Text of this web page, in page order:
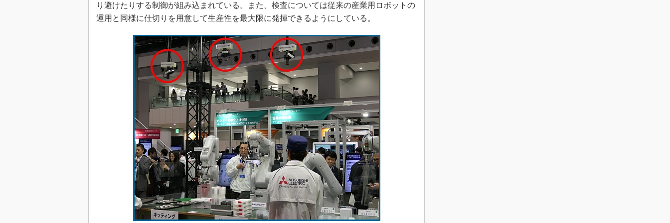
り避けたりする制御が組み込まれている。また、検査については従来の産業用ロボットの
運用と同様に仕切りを用意して生産性を最大限に発揮できるようにしている。